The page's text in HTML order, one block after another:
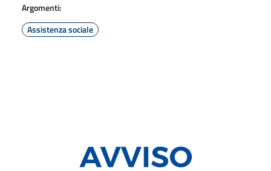
Argomenti:
Assistenza sociale